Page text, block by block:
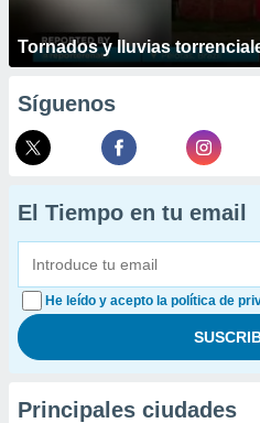
Tornados y lluvias
Síguenos
El Tiempo en tu email
He leído y acepto la política de
Principales ciudades